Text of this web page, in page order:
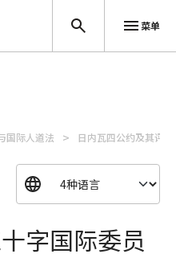
菜单
国际人道法 日内瓦四公约及其评注
字国际委员